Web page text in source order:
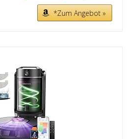
*Zum Angebot »